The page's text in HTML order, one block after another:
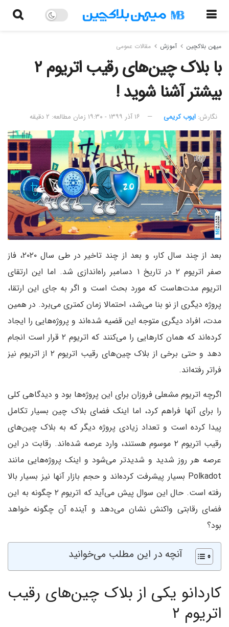
میهن بلاکچین آموزش مقالات عمومی
با بلاک چین‌های رقیب اتریوم ۲
بیشتر آشنا شوید !
نگارش:‌ ایوب کریمی ۱۶ آذر ۱۳۹۹ - ۱۹:۳۰ زمان مطالعه: ۲ دقیقه
بعد از چند سال کار، و بعد از چند تاخیر در طی سال ۲۰۲۰، فاز
صفر اتریوم ۲ در تاریخ ۱ دسامبر راه‌اندازی شد. اما این ارتقای
اتریوم مدت‌هاست که مورد بحث است و اگر به جای این ارتقا،
پروژه دیگری از نو بنا می‌شد، احتمالا زمان کمتری می‌برد. در همین
مدت، افراد دیگری متوجه این قضیه شده‌اند و پروژه‌هایی را ایجاد
کرده‌اند که همان کار‌هایی را می‌کنند که اتریوم ۲ قرار است انجام
دهد و حتی برخی از بلاک چین‌های رقیب اتریوم ۲ از اتریوم نیز
فراتر رفته‌اند.
اگرچه اتریوم مشعلی فروزان برای این پروژه‌ها بود و دیدگاهی کلی
را برای آنها فراهم کرد، اما اینک فضای بلاک چین بسیار تکامل
پیدا کرده است و تعداد زیادی پروژه دیگر که به بلاک چین‌های
رقیب اتریوم ۲ موسوم هستند، وارد عرصه شده‌اند. رقابت در این
عرصه هر روز شدید و شدید‌تر می‌شود و اینک پروژه‌‌هایی مانند
Polkadot بسیار پیشرفت کرده‌اند و حجم بازار آنها نیز بسیار بالا
رفته است. حال این سوال پیش می‌آید که اتریوم ۲ چگونه به این
فضای رقابتی واکنش نشان می‌دهد و آینده آن چگونه خواهد
بود؟
آنچه در این مطلب می‌خوانید
کاردانو یکی از بلاک چین‌های رقیب
اتریوم ۲